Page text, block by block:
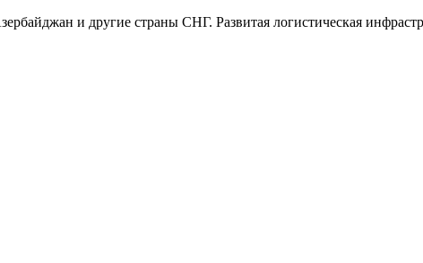
и другие страны СНГ. Развитая логистическая